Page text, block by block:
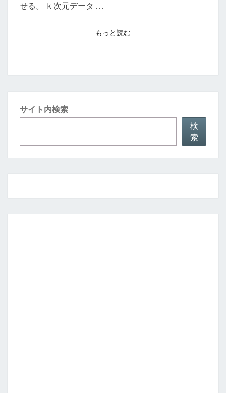
ン
“R”】
せる。 ｋ次元データ …
もっと読むもっと読む
サイト内検索
検
索